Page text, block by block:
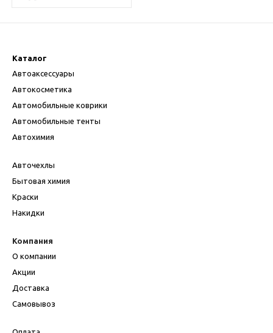
Каталог
Автоаксессуары
Автокосметика
Автомобильные коврики
Автомобильные тенты
Автохимия
Авточехлы
Бытовая химия
Краски
Накидки
Компания
О компании
Акции
Доставка
Самовывоз